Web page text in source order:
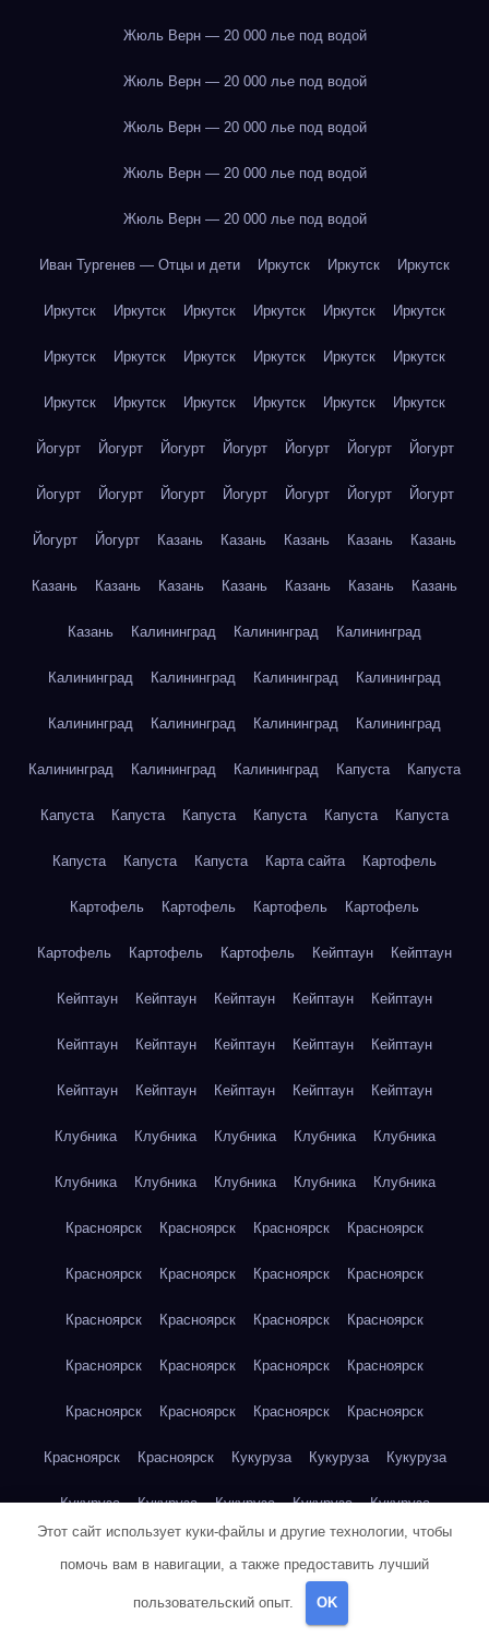
Жюль Верн — 20 000 лье под водой
Жюль Верн — 20 000 лье под водой
Жюль Верн — 20 000 лье под водой
Жюль Верн — 20 000 лье под водой
Жюль Верн — 20 000 лье под водой
Иван Тургенев — Отцы и дети Иркутск Иркутск Иркутск
Иркутск Иркутск Иркутск Иркутск Иркутск Иркутск
Иркутск Иркутск Иркутск Иркутск Иркутск Иркутск
Иркутск Иркутск Иркутск Иркутск Иркутск Иркутск
Йогурт Йогурт Йогурт Йогурт Йогурт Йогурт Йогурт
Йогурт Йогурт Йогурт Йогурт Йогурт Йогурт Йогурт
Йогурт Йогурт Казань Казань Казань Казань Казань
Казань Казань Казань Казань Казань Казань Казань
Казань Калининград Калининград Калининград
Калининград Калининград Калининград Калининград
Калининград Калининград Калининград Калининград
Калининград Калининград Калининград Капуста Капуста
Капуста Капуста Капуста Капуста Капуста Капуста
Капуста Капуста Капуста Карта сайта Картофель
Картофель Картофель Картофель Картофель
Картофель Картофель Картофель Кейптаун Кейптаун
Кейптаун Кейптаун Кейптаун Кейптаун Кейптаун
Кейптаун Кейптаун Кейптаун Кейптаун Кейптаун
Кейптаун Кейптаун Кейптаун Кейптаун Кейптаун
Клубника Клубника Клубника Клубника Клубника
Клубника Клубника Клубника Клубника Клубника
Красноярск Красноярск Красноярск Красноярск
Красноярск Красноярск Красноярск Красноярск
Красноярск Красноярск Красноярск Красноярск
Красноярск Красноярск Красноярск Красноярск
Красноярск Красноярск Красноярск Красноярск
Красноярск Красноярск Кукуруза Кукуруза Кукуруза
Кукуруза Кукуруза Кукуруза Кукуруза Кукуруза
Куриная грудка Куриная грудка
Этот сайт использует куки-файлы и другие технологии, чтобы
помочь вам в навигации, а также предоставить лучший
пользовательский опыт. OK